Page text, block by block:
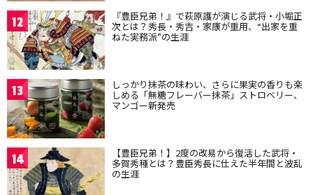
12 『豊臣兄弟！』で萩原護が演じる武将・小堀正
次とは？秀長・秀吉・家康が重用、“出家を重
ねた実務派”の生涯
13 しっかり抹茶の味わい、さらに果実の香りも楽
しめる「無糖フレーバー抹茶」ストロベリー、
マンゴー新発売
14 【豊臣兄弟！】2度の改易から復活した武将・
多賀秀種とは？豊臣秀長に仕えた半年間と波乱
の生涯